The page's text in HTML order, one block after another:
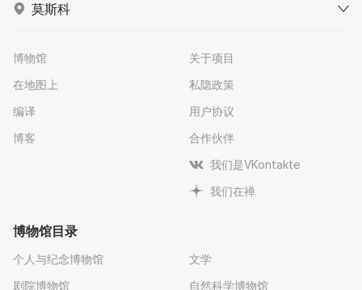
莫斯科
博物馆
在地图上
编译
博客
关于项目
私隐政策
用户协议
合作伙伴
我们是VKontakte
我们在禅
博物馆目录
个人与纪念博物馆
剧院博物馆
文学
自然科学博物馆